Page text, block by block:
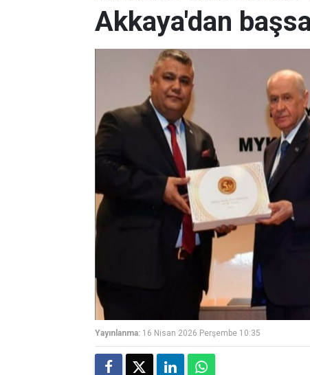
Akkaya'dan
Yayınlanma: 16 Nisan 2026 Perşembe 10:35